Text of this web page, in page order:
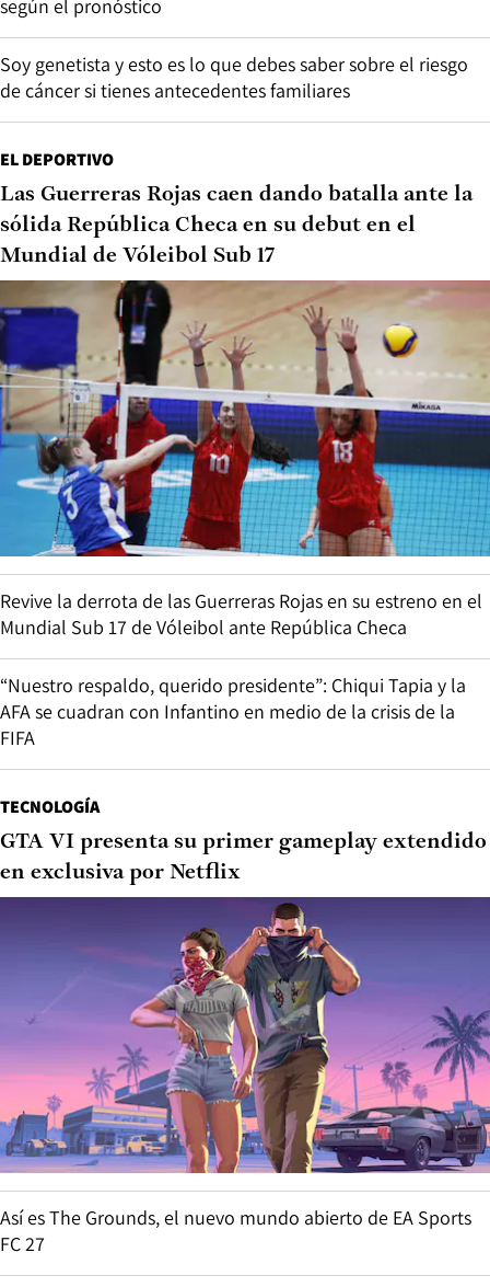
según el pronóstico
Soy genetista y esto es lo que debes saber sobre el riesgo
de cáncer si tienes antecedentes familiares
EL DEPORTIVO
Las Guerreras Rojas caen dando batalla ante la
sólida República Checa en su debut en el
Mundial de Vóleibol Sub 17
Revive la derrota de las Guerreras Rojas en su estreno en el
Mundial Sub 17 de Vóleibol ante República Checa
“Nuestro respaldo, querido presidente”: Chiqui Tapia y la
AFA se cuadran con Infantino en medio de la crisis de la
FIFA
TECNOLOGÍA
GTA VI presenta su primer gameplay extendido
en exclusiva por Netflix
Así es The Grounds, el nuevo mundo abierto de EA Sports
FC 27